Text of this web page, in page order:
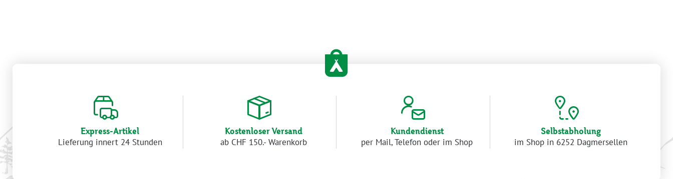
Express-Artikel
Lieferung innert 24 Stunden
Kostenloser Versand
ab CHF 150.- Warenkorb
Kundendienst
per Mail, Telefon oder im Shop
Selbstabholung
im Shop in 6252 Dagmersellen